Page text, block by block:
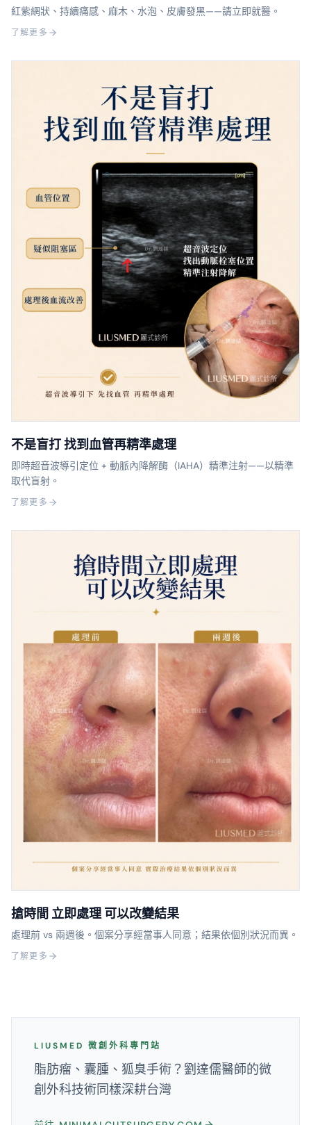
紅紫網狀、持續痛感、麻木、水泡、皮膚發黑——請立即就醫。
了解更多
不是盲打 找到血管再精準處理
即時超音波導引定位 + 動脈內降解酶（IAHA）精準注射——以精準
取代盲射。
了解更多
搶時間 立即處理 可以改變結果
處理前 vs 兩週後。個案分享經當事人同意；結果依個別狀況而異。
了解更多
LIUSMED 微創外科專門站
脂肪瘤、囊腫、狐臭手術？劉達儒醫師的微
創外科技術同樣深耕台灣